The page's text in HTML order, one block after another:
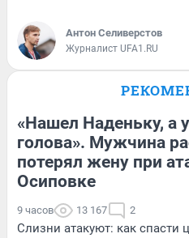
Антон Селиверстов
Журналист UFA1.RU
«Нашел Наденьку, а
голова». Мужчина
потерял жену при
Осиповке
9 часов 13 167 2
Слизни атакуют: как спасти